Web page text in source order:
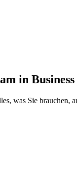
in Business
was Sie brauchen,